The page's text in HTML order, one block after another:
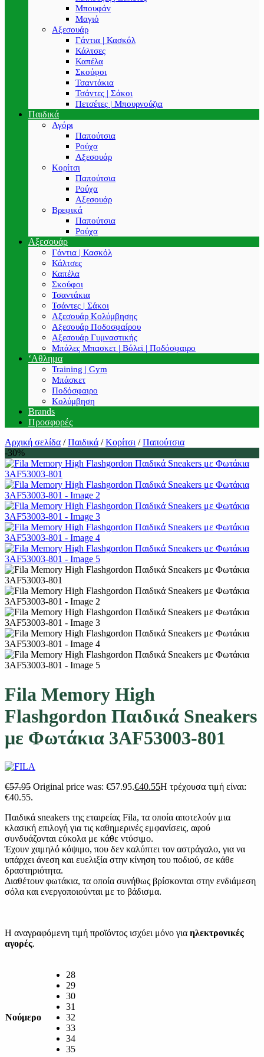
Μπουφάν
Μαγιό
Αξεσουάρ
Γάντια | Κασκόλ
Κάλτσες
Καπέλα
Σκούφοι
Τσαντάκια
Τσάντες | Σάκοι
Πετσέτες | Μπουρνούζια
Παιδικά
Αγόρι
Παπούτσια
Ρούχα
Αξεσουάρ
Κορίτσι
Παπούτσια
Ρούχα
Αξεσουάρ
Βρεφικά
Παπούτσια
Ρούχα
Αξεσουάρ
Γάντια | Κασκόλ
Κάλτσες
Καπέλα
Σκούφοι
Τσαντάκια
Τσάντες | Σάκοι
Αξεσουάρ Κολύμβησης
Αξεσουάρ Ποδοσφαίρου
Αξεσουάρ Γυμναστικής
Μπάλες Μπασκετ | Βόλεϊ | Ποδόσφαιρο
‘Αθλημα
Training | Gym
Μπάσκετ
Ποδόσφαιρο
Κολύμβηση
Brands
Προσφορές
Αρχική σελίδα / Παιδικά / Κορίτσι / Παπούτσια
-30%
Fila Memory High
Flashgordon Παιδικά Sneakers
με Φωτάκια 3AF53003-801
€57.95 Original price was: €57.95.€40.55Η τρέχουσα τιμή είναι:
€40.55.
Παιδικά sneakers της εταιρείας Fila, τα οποία αποτελούν μια
κλασική επιλογή για τις καθημερινές εμφανίσεις, αφού
συνδυάζονται εύκολα με κάθε ντύσιμο.
Έχουν χαμηλό κόψιμο, που δεν καλύπτει τον αστράγαλο, για να
υπάρχει άνεση και ευελιξία στην κίνηση του ποδιού, σε κάθε
δραστηριότητα.
Διαθέτουν φωτάκια, τα οποία συνήθως βρίσκονται στην ενδιάμεση
σόλα και ενεργοποιούνται με το βάδισμα.
Η αναγραφόμενη τιμή προϊόντος ισχύει μόνο για ηλεκτρονικές
αγορές.
Νούμερο
28
29
30
31
32
33
34
35